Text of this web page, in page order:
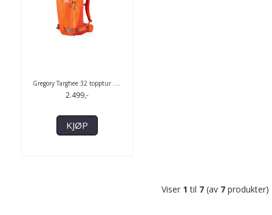
Gregory Targhee 32 topptur ....
2.499,-
KJØP
Viser 1 til 7 (av 7 produkter)